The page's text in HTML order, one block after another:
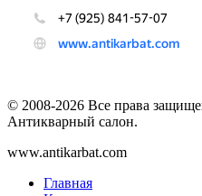
© 2008-2026 Все права
Антикварный салон.
www.antikarbat.com
Главная